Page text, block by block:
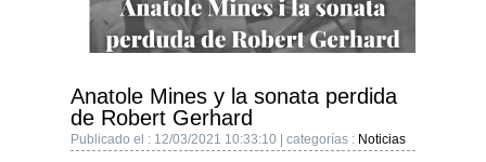
Anatole Mines y la sonata perdida
de Robert Gerhard
Publicado el : 12/03/2021 10:33:10 | categorías : Noticias